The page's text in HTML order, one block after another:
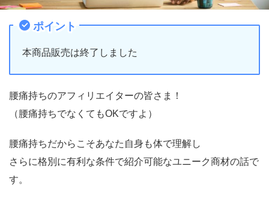
ポイント
本商品販売は終了しました
腰痛持ちのアフィリエイターの皆さま！
（腰痛持ちでなくてもOKですよ）
腰痛持ちだからこそあなた自身も体で理解し
さらに格別に有利な条件で紹介可能なユニーク商材の話で
す。